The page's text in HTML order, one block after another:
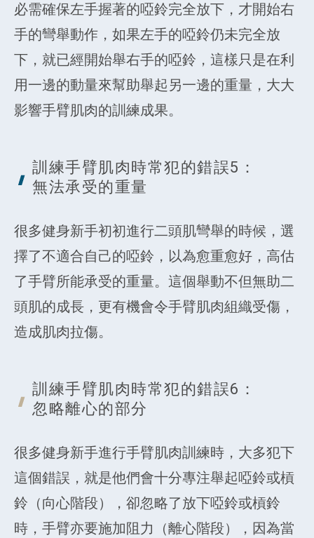
必需確保左手握著的啞鈴完全放下，才開始右
手的彎舉動作，如果左手的啞鈴仍未完全放
下，就已經開始舉右手的啞鈴，這樣只是在利
用一邊的動量來幫助舉起另一邊的重量，大大
影響手臂肌肉的訓練成果。
訓練手臂肌肉時常犯的錯誤5：
無法承受的重量
很多健身新手初初進行二頭肌彎舉的時候，選
擇了不適合自己的啞鈴，以為愈重愈好，高估
了手臂所能承受的重量。這個舉動不但無助二
頭肌的成長，更有機會令手臂肌肉組織受傷，
造成肌肉拉傷。
訓練手臂肌肉時常犯的錯誤6：
忽略離心的部分
很多健身新手進行手臂肌肉訓練時，大多犯下
這個錯誤，就是他們會十分專注舉起啞鈴或槓
鈴（向心階段），卻忽略了放下啞鈴或槓鈴
時，手臂亦要施加阻力（離心階段），因為當